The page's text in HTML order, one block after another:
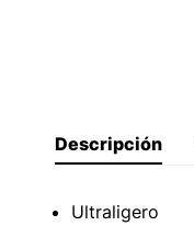
Descripción
Ultraligero